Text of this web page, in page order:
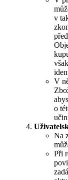
v
V
o
Na
Při